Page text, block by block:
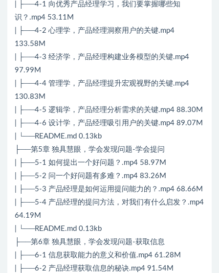
| ├──4-1 向优秀产品经理学习，我们要掌握哪些知
识？.mp4 53.11M
| ├──4-2 心理学，产品经理洞察用户的关键.mp4
133.58M
| ├──4-3 经济学，产品经理构建业务模型的关键.mp4
97.99M
| ├──4-4 管理学，产品经理提升宏观视野的关键.mp4
130.83M
| ├──4-5 逻辑学，产品经理分析需求的关键.mp4 88.30M
| ├──4-6 设计学，产品经理吸引用户的关键.mp4 89.07M
| └──README.md 0.13kb
├──第5章 独具慧眼，学会发现问题-学会提问
| ├──5-1 如何提出一个好问题？.mp4 58.97M
| ├──5-2 问一个好问题有多难？.mp4 83.26M
| ├──5-3 产品经理是如何运用提问能力的？.mp4 68.66M
| ├──5-4 产品经理的提问方法，对我们有什么启发？.mp4
64.19M
| └──README.md 0.13kb
├──第6章 独具慧眼，学会发现问题-获取信息
| ├──6-1 信息获取能力的意义和价值.mp4 61.28M
| ├──6-2 产品经理获取信息的秘诀.mp4 91.54M